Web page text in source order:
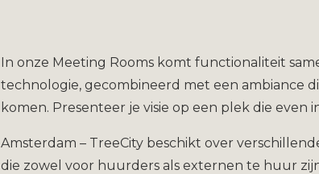
In onze Meeting Rooms komt functionaliteit
technologie, gecombineerd met een ambiance
komen. Presenteer je visie op een plek die even
Amsterdam – TreeCity beschikt over
die zowel voor huurders als externen te huur